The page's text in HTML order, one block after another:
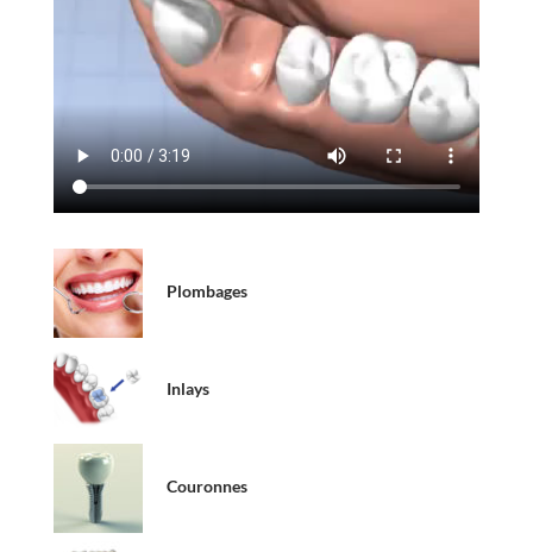
Plombages
Inlays
Couronnes